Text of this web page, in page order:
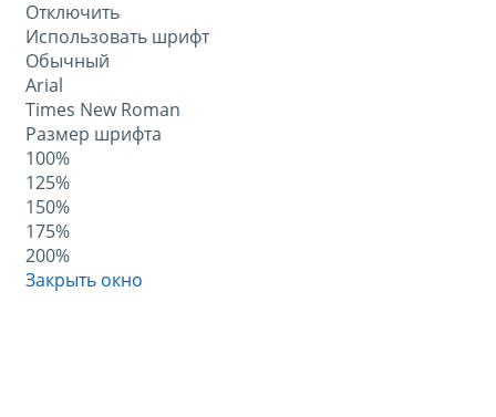
Отключить
Использовать шрифт
Обычный
Arial
Times New Roman
Размер шрифта
100%
125%
150%
175%
200%
Закрыть окно